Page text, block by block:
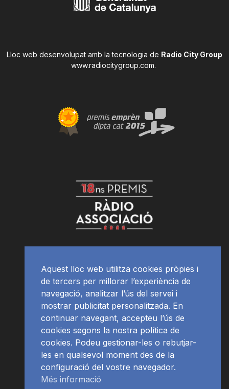
Lloc web desenvolupat amb la tecnologia de Radio City Group
www.radiocitygroup.com.
Aquest lloc web utilitza cookies pròpies i
de tercers per millorar l’experiència de
navegació, analitzar l’ús del servei i
mostrar publicitat personalitzada. En
continuar navegant, accepteu l’ús de
cookies segons la nostra política de
cookies. Podeu gestionar-les o rebutjar-
les en qualsevol moment des de la
configuració del vostre navegador.
Més informació